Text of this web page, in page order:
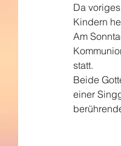
Da
Kindern
Am
statt.
Beide
einer